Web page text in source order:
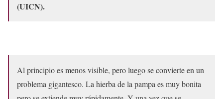
(UICN).
Al principio es menos visible, pero luego se convierte en un
problema gigantesco. La hierba de la pampa es muy bonita